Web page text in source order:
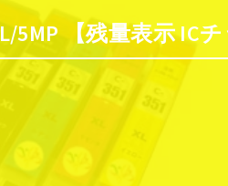
5MP 【残量表示 IC